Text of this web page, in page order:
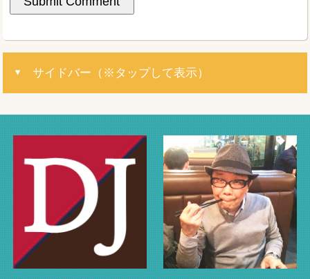
サイドバー（※タップして表示）